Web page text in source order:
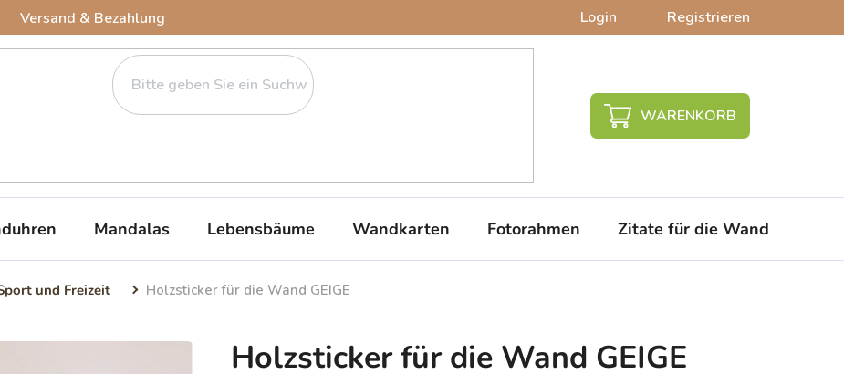
Versand & Bezahlung Login Registrieren
WARENKORB
Mandalas Lebensbäume Wandkarten Fotorahmen Zitate für die Wand
und Freizeit Holzsticker für die Wand GEIGE
Holzsticker für die Wand GEIGE